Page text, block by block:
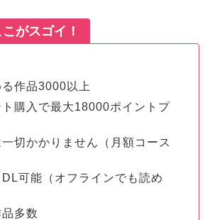
がスゴイ！
作品3000以上
購入で最大18000ポイントプ
切かかりません（月額コース
可能（オフラインでも読め
多数